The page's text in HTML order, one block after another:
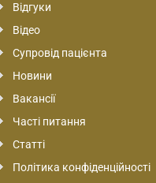
Відгуки
Відео
Супровід пацієнта
Новини
Вакансії
Часті питання
Статті
Політика конфіденційності